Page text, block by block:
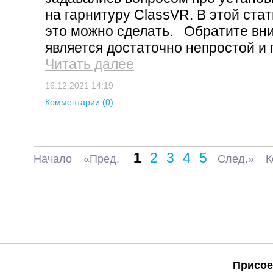
на гарнитуру ClassVR. В этой
это можно сделать. Обратите
является достаточно непростой и
Читать далее
16.12.2021 14:19
Комментарии (0)
Начало «Пред. 1 2 3 4 5 След.»